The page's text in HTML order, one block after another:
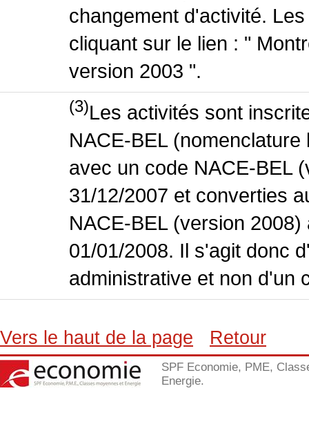
changement d'activité.
cliquant sur le lien : "
version 2003 ".
(3)Les activités sont
NACE-BEL
avec un code NACE-BEL
31/12/2007 et converties
NACE-BEL (version
01/01/2008. Il s'agit donc
administrative et non d'un
Vers le haut de la page Retour
SPF Economie, PME,
Energie.